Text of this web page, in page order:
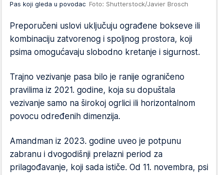
Pas koji gleda u povodac Foto: Shutterstock/Javier Brosch
Preporučeni uslovi uključuju ograđene bokseve ili
kombinaciju zatvorenog i spoljnog prostora, koji
psima omogućavaju slobodno kretanje i sigurnost.
Trajno vezivanje pasa bilo je ranije ograničeno
pravilima iz 2021. godine, koja su dopuštala
vezivanje samo na širokoj ogrlici ili horizontalnom
povocu određenih dimenzija.
Amandman iz 2023. godine uveo je potpunu
zabranu i dvogodišnji prelazni period za
prilagođavanje, koji sada ističe. Od 11. novembra, psi